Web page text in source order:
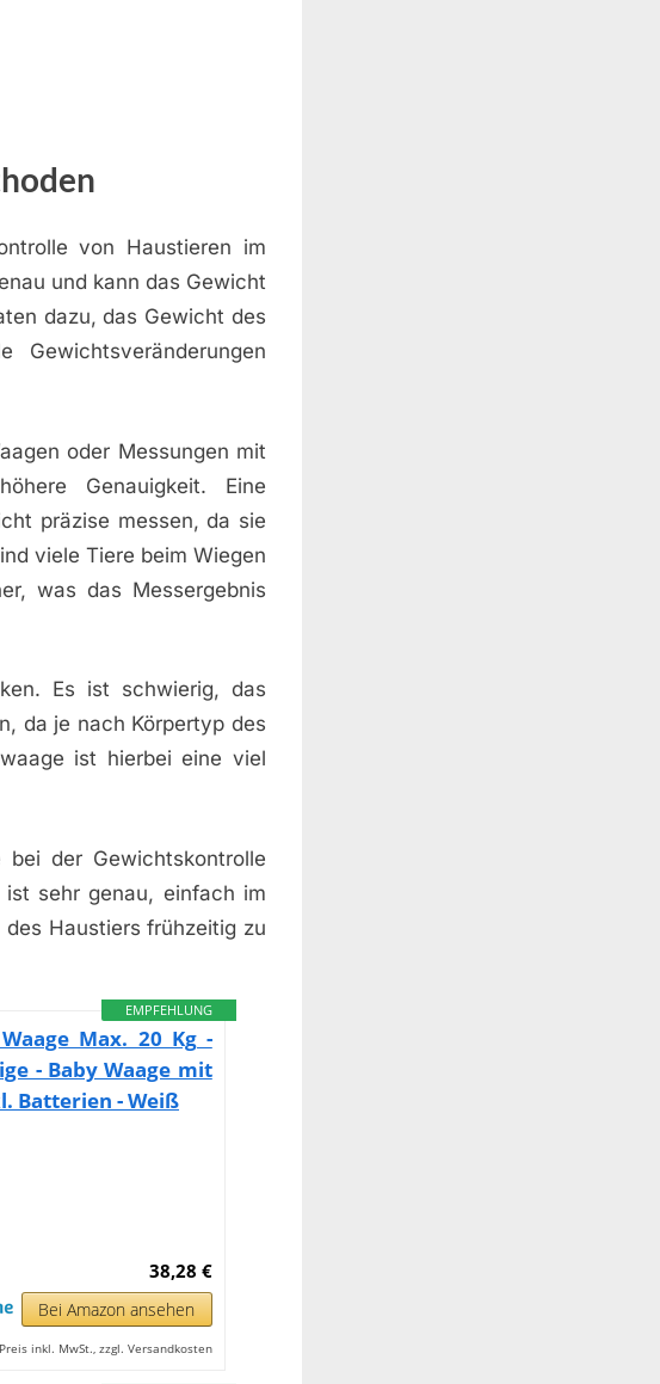
von Haustieren im
und kann das Gewicht
dazu, das Gewicht des
oder Messungen mit
Genauigkeit. Eine
präzise messen, da sie
viele Tiere beim Wiegen
was das Messergebnis
Es ist schwierig, das
da je nach Körpertyp des
ist hierbei eine viel
bei der Gewichtskontrolle
sehr genau, einfach im
Haustiers frühzeitig zu
EMPFEHLUNG
Max. 20 Kg -
- Baby Waage mit
Batterien - Weiß
38,28 €
Bei Amazon ansehen
Preis inkl. MwSt., zzgl. Versandkosten